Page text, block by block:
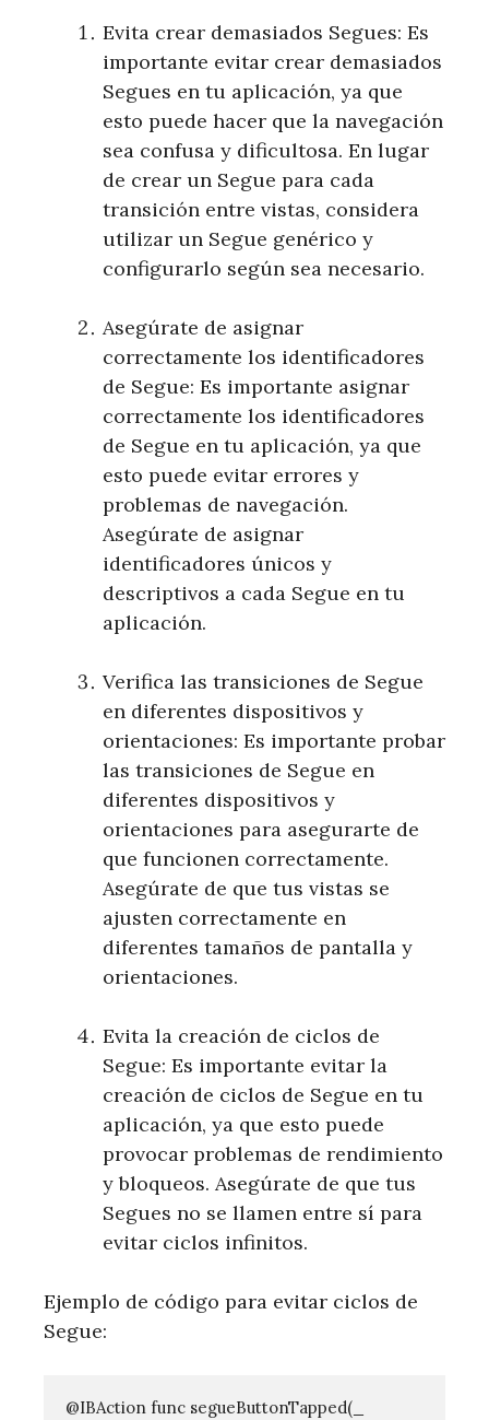
Evita crear demasiados Segues: Es
importante evitar crear demasiados
Segues en tu aplicación, ya que
esto puede hacer que la navegación
sea confusa y dificultosa. En lugar
de crear un Segue para cada
transición entre vistas, considera
utilizar un Segue genérico y
configurarlo según sea necesario.
Asegúrate de asignar
correctamente los identificadores
de Segue: Es importante asignar
correctamente los identificadores
de Segue en tu aplicación, ya que
esto puede evitar errores y
problemas de navegación.
Asegúrate de asignar
identificadores únicos y
descriptivos a cada Segue en tu
aplicación.
Verifica las transiciones de Segue
en diferentes dispositivos y
orientaciones: Es importante probar
las transiciones de Segue en
diferentes dispositivos y
orientaciones para asegurarte de
que funcionen correctamente.
Asegúrate de que tus vistas se
ajusten correctamente en
diferentes tamaños de pantalla y
orientaciones.
Evita la creación de ciclos de
Segue: Es importante evitar la
creación de ciclos de Segue en tu
aplicación, ya que esto puede
provocar problemas de rendimiento
y bloqueos. Asegúrate de que tus
Segues no se llamen entre sí para
evitar ciclos infinitos.
Ejemplo de código para evitar ciclos de
Segue:
@IBAction func segueButtonTapped(_